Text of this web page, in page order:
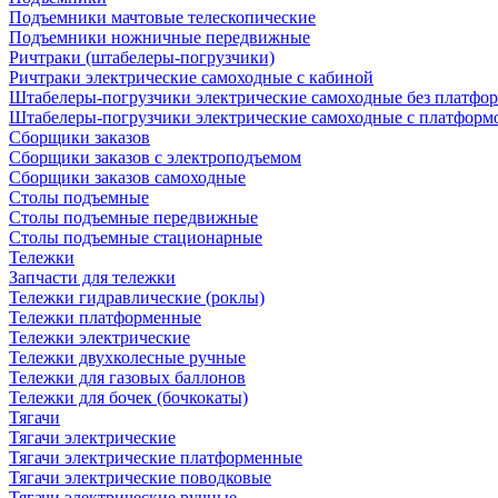
Подъемники мачтовые телескопические
Подъемники ножничные передвижные
Ричтраки (штабелеры-погрузчики)
Ричтраки электрические самоходные с кабиной
Штабелеры-погрузчики электрические самоходные без
Штабелеры-погрузчики электрические самоходные с
Сборщики заказов
Сборщики заказов с электроподъемом
Сборщики заказов самоходные
Столы подъемные
Столы подъемные передвижные
Столы подъемные стационарные
Тележки
Запчасти для тележки
Тележки гидравлические (роклы)
Тележки платформенные
Тележки электрические
Тележки двухколесные ручные
Тележки для газовых баллонов
Тележки для бочек (бочкокаты)
Тягачи
Тягачи электрические
Тягачи электрические платформенные
Тягачи электрические поводковые